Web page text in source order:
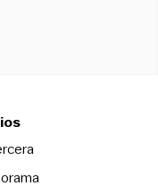
Opens in new